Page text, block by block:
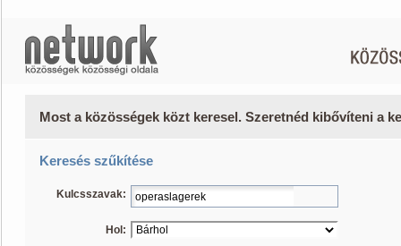
Most a közösségek közt keresel. Szeretnéd kibővíteni a
Keresés szűkítése
Kulcsszavak:
Hol: